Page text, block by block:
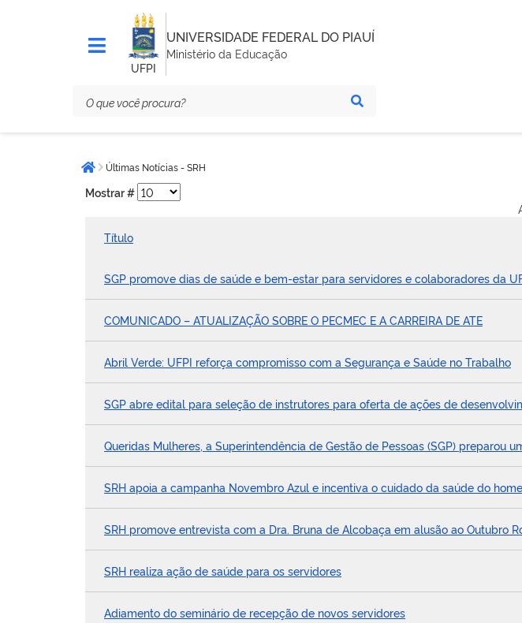
UFPI
UNIVERSIDADE FEDERAL DO PIAUÍ
Ministério da Educação
estáPágina inicial
Últimas Notícias - SRH
Mostrar #
Título
SGP promove dias de saúde e bem-estar para servidores e colaboradores da
COMUNICADO – ATUALIZAÇÃO SOBRE O PECMEC E A CARREIRA DE ATE
Abril Verde: UFPI reforça compromisso com a Segurança e Saúde no Trabalho
SGP abre edital para seleção de instrutores para oferta de ações de
Queridas Mulheres, a Superintendência de Gestão de Pessoas (SGP) preparou
SRH apoia a campanha Novembro Azul e incentiva o cuidado da saúde do
SRH promove entrevista com a Dra. Bruna de Alcobaça em alusão ao Outubro
SRH realiza ação de saúde para os servidores
Adiamento do seminário de recepção de novos servidores